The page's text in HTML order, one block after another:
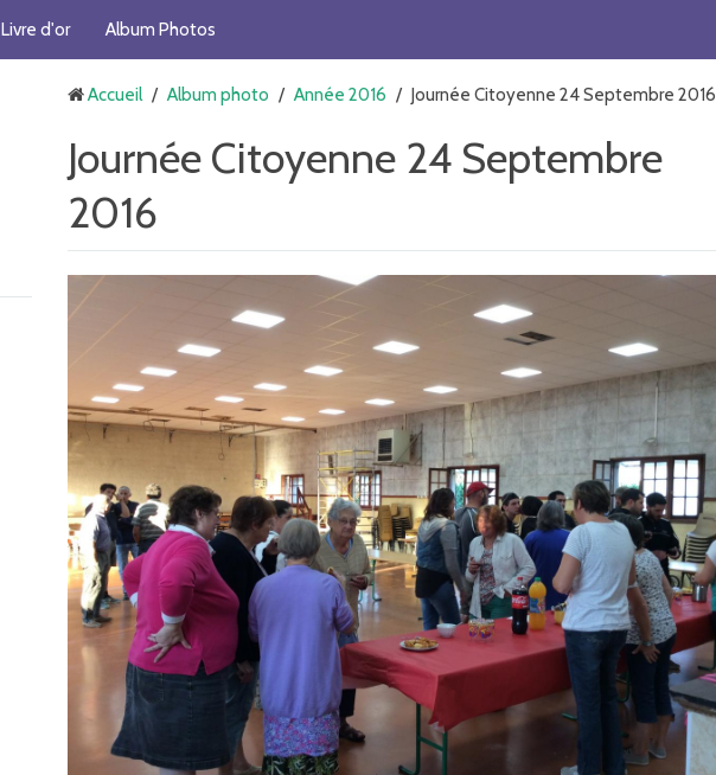
Livre d'or Album Photos
Accueil / Album photo / Année 2016 / Journée Citoyenne 24 Septembre 2016
Journée Citoyenne 24 Septembre
2016